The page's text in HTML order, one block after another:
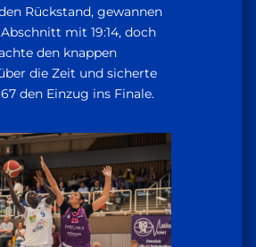
Rückstand, gewannen
mit 19:14, doch
den knappen
die Zeit und sicherte
den Einzug ins Finale.